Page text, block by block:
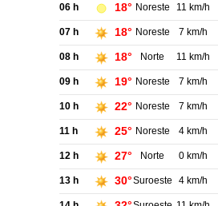
06 h 18° Noreste 11 km/h
07 h 18° Noreste 7 km/h
08 h 18° Norte 11 km/h
09 h 19° Noreste 7 km/h
10 h 22° Noreste 7 km/h
11 h 25° Noreste 4 km/h
12 h 27° Norte 0 km/h
13 h 30°Suroeste 4 km/h